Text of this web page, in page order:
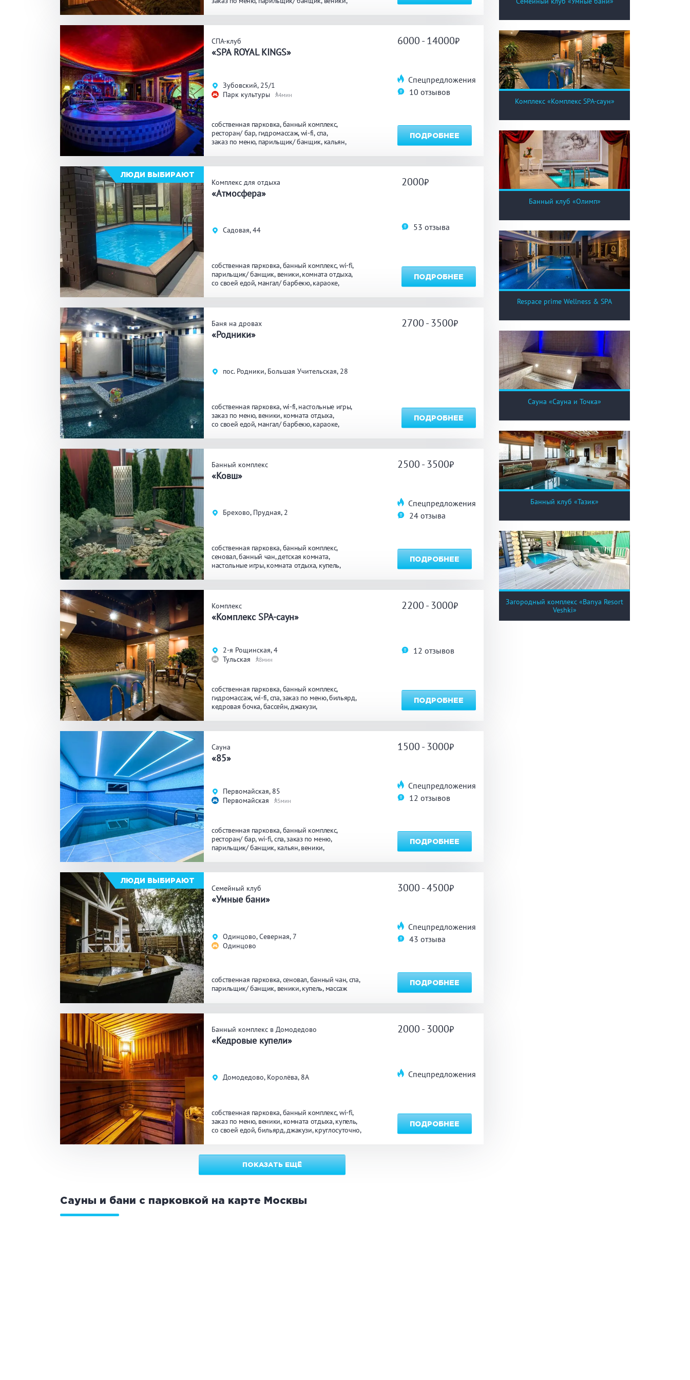
ПРИМЕНИТЬ ФИЛЬТРЫ ЗАКРЫТЬ
СПА-клуб
«SPA ROYAL KINGS»
Зубовский, 25/1
Парк культуры
4
собственная парковка банный комплекс
ресторан/ бар гидромассаж wi-fi спа
заказ по меню парильщик/ банщик кальян
круглосуточно массаж
6000 - 14000
Спецпредложения
10 отзывов
ПОДРОБНЕЕ
ЛЮДИ ВЫБИРАЮТ
Комплекс для отдыха
«Атмосфера»
Садовая, 44
собственная парковка банный комплекс wi-fi
парильщик/ банщик веники комната отдыха
со своей едой мангал/ барбекю караоке
2000
53 отзыва
ПОДРОБНЕЕ
Баня на дровах
«Родники»
пос. Родники, Большая Учительская, 28
собственная парковка wi-fi настольные игры
заказ по меню веники комната отдыха
со своей едой мангал/ барбекю караоке
2700 - 3500
ПОДРОБНЕЕ
Банный комплекс
«Ковш»
Брехово, Прудная, 2
собственная парковка банный комплекс
сеновал банный чан детская комната
настольные игры комната отдыха купель
2500 - 3500
Спецпредложения
24 отзыва
ПОДРОБНЕЕ
Комплекс
«Комплекс SPA-саун»
2-я Рощинская, 4
Тульская
8
собственная парковка банный комплекс
гидромассаж wi-fi спа заказ по меню бильярд
кедровая бочка бассейн джакузи
2200 - 3000
12 отзывов
ПОДРОБНЕЕ
Сауна
«85»
Первомайская, 85
Первомайская
5
собственная парковка банный комплекс
ресторан/ бар wi-fi спа заказ по меню
парильщик/ банщик кальян веники
1500 - 3000
Спецпредложения
12 отзывов
ПОДРОБНЕЕ
ЛЮДИ ВЫБИРАЮТ
Семейный клуб
«Умные бани»
Одинцово, Северная, 7
Одинцово
собственная парковка сеновал банный чан спа
парильщик/ банщик веники купель массаж
3000 - 4500
Спецпредложения
43 отзыва
ПОДРОБНЕЕ
Банный комплекс в Домодедово
«Кедровые купели»
Домодедово, Королёва, 8А
собственная парковка банный комплекс wi-fi
заказ по меню веники комната отдыха купель
со своей едой бильярд джакузи круглосуточно
2000 - 3000
Спецпредложения
ПОДРОБНЕЕ
ПОКАЗАТЬ ЕЩЁ
Сауны и бани с парковкой на карте Москвы
Комплекс «Комплекс SPA-саун»
Банный клуб «Олимп»
Respace prime Wellness & SPA
Сауна «Сауна и Точка»
Банный клуб «Тазик»
Загородный комплекс «Banya Resort
Veshki»